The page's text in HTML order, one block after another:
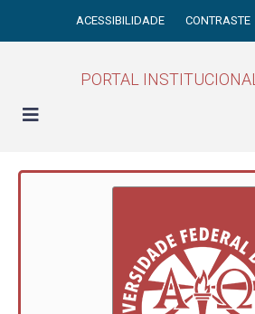
ACESSIBILIDADE CONTRASTE
PORTAL INSTITUCIONAL